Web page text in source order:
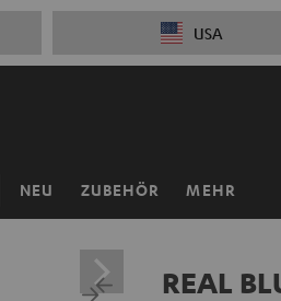
USA
NEU ZUBEHÖR MEHR
REAL